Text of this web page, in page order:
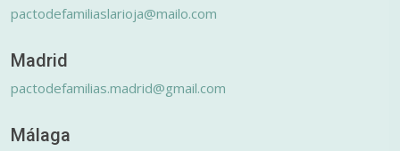
pactodefamiliaslarioja@mailo.com
Madrid
pactodefamilias.madrid@gmail.com
Málaga